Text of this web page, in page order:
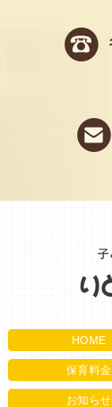
HOME
保育料金
お知らせ